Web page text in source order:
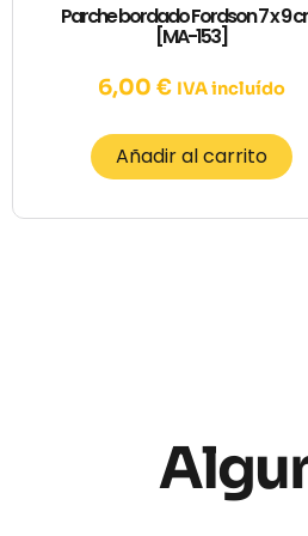
Parche bordado Fordson 7 x 9
[MA-153]
6,00 € IVA incluído
Añadir al carrito